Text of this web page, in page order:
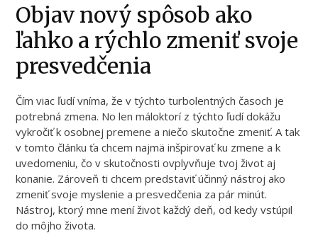
Objav nový spôsob ako
ľahko a rýchlo zmeniť svoje
presvedčenia
Čím viac ľudí vníma, že v týchto turbolentných časoch je
potrebná zmena. No len máloktorí z týchto ľudí dokážu
vykročiť k osobnej premene a niečo skutočne zmeniť. A tak
v tomto článku ťa chcem najmä inšpirovať ku zmene a k
uvedomeniu, čo v skutočnosti ovplyvňuje tvoj život aj
konanie. Zároveň ti chcem predstaviť účinný nástroj ako
zmeniť svoje myslenie a presvedčenia za pár minút.
Nástroj, ktorý mne mení život každý deň, od kedy vstúpil
do môjho života.